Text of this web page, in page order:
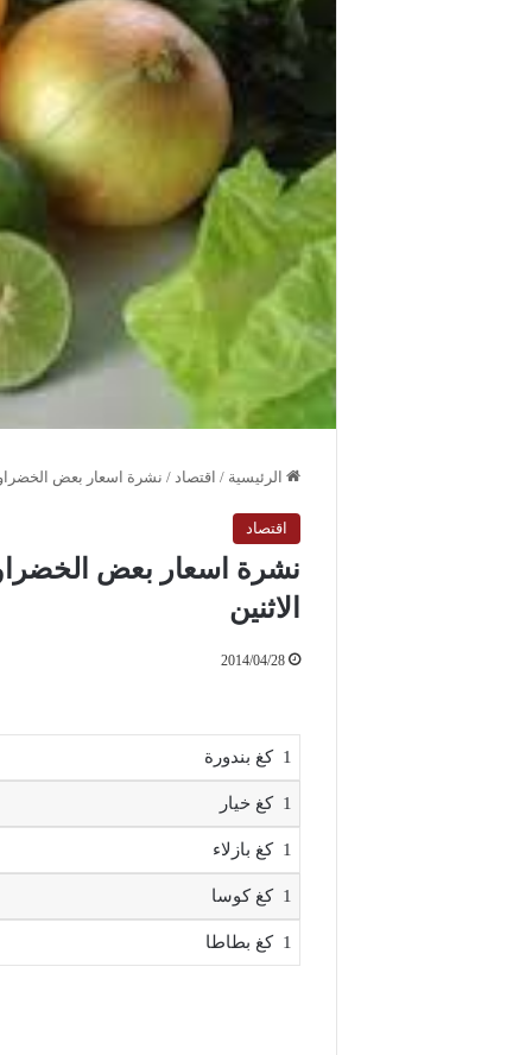
الرئيسية / اقتصاد / نشرة اسعار بعض الخضراوات في درعا
اقتصاد
الاثنين
2014/04/28
1 كغ بندورة
1 كغ خيار
1 كغ بازلاء
1 كغ كوسا
1 كغ بطاطا